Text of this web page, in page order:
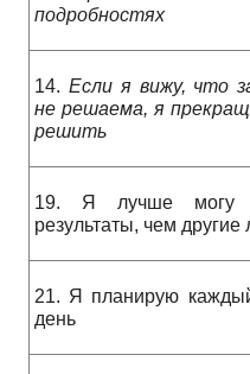
подробностях
14. Если я вижу, что
не решаема, я
решить
19. Я лучше могу
результаты, чем другие
21. Я планирую
день